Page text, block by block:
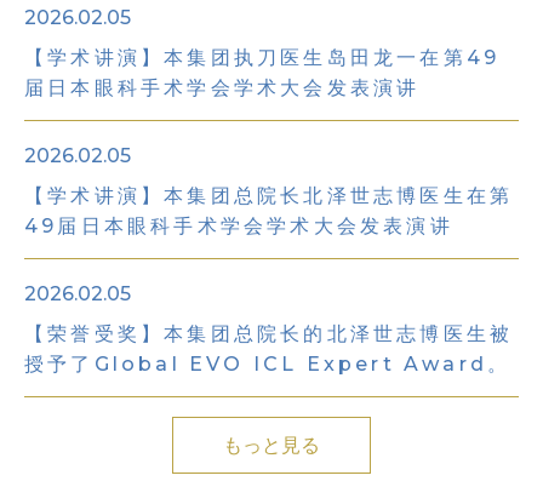
2026.02.05
【学术讲演】本集团执刀医生岛田龙一在第49
届日本眼科手术学会学术大会发表演讲
2026.02.05
【学术讲演】本集团总院长北泽世志博医生在第
49届日本眼科手术学会学术大会发表演讲
2026.02.05
【荣誉受奖】本集团总院长的北泽世志博医生被
授予了Global EVO ICL Expert Award。
もっと見る